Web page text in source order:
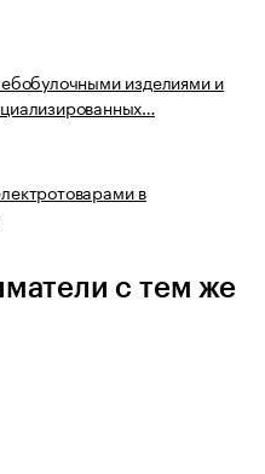
изделиями и
в
с тем же